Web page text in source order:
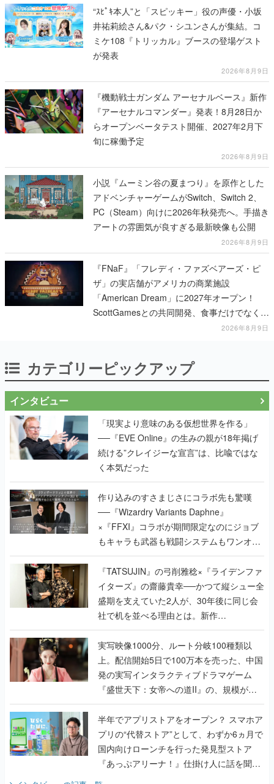
“ｽﾋﾟｷ本人”と「スピッキー」役の声優・小坂
井祐莉絵さん&パク・シユンさんが集結。コ
ミケ108『トリッカル』ブースの登場ゲスト
が発表
2026年8月9日
『機動戦士ガンダム アーセナルベース』新作
『アーセナルコマンダー』発表！8月28日か
らオープンベータテスト開催、2027年2月下
旬に稼働予定
2026年8月9日
小説『ムーミン谷の夏まつり』を原作とした
アドベンチャーゲームがSwitch、Switch 2、
PC（Steam）向けに2026年秋発売へ。手描き
アートの雰囲気が良すぎる最新映像も公開
2026年8月9日
『FNaF』「フレディ・ファズベアーズ・ピ
ザ」の実店舗がアメリカの商業施設
「American Dream」に2027年オープン！
ScottGamesとの共同開発、食事だけでなくス
テージショーや没入型のホラー体験も楽しめ
2026年8月9日
カテゴリーピックアップ
インタビュー
「現実より意味のある仮想世界を作る」
──『EVE Online』の生みの親が18年掲げ
続ける”クレイジーな宣言”は、比喩ではな
く本気だった
作り込みのすさまじさにコラボ先も驚嘆
──『Wizardry Variants Daphne』
×『FFXI』コラボが期間限定なのにジョブ
もキャラも武器も戦闘システムもワンオフ
で作り込まれた理由を両ディレクターに聞
く
『TATSUJIN』の弓削雅稔×『ライデンファ
イターズ』の齋藤貴幸──かつて縦シュー全
盛期を支えていた2人が、30年後に同じ会
社で机を並べる理由とは。新作
『TATSUJIN EXTREME』で初タッグを組
んだレジェンド2人に訊く開発秘話
実写映像1000分、ルート分岐100種類以
上。配信開始5日で100万本を売った、中国
発の実写インタラクティブドラマゲーム
『盛世天下：女帝への道II』の、規模が違
うこだわりをプロデューサーに聞いた
半年でアプリストアをオープン？ スマホア
プリの“代替ストア”として、わずか6ヵ月で
国内向けローンチを行った発見型ストア
『あっぷアリーナ！』仕掛け人に話を聞い